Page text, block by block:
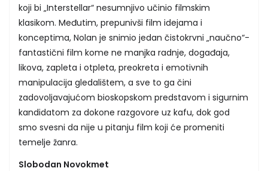
koji bi „Interstellar“ nesumnjivo učinio filmskim
klasikom. Međutim, prepunivši film idejama i
konceptima, Nolan je snimio jedan čistokrvni „naučno“-
fantastični film kome ne manjka radnje, događaja,
likova, zapleta i otpleta, preokreta i emotivnih
manipulacija gledalištem, a sve to ga čini
zadovoljavajućom bioskopskom predstavom i sigurnim
kandidatom za dokone razgovore uz kafu, dok god
smo svesni da nije u pitanju film koji će promeniti
temelje žanra.
Slobodan Novokmet